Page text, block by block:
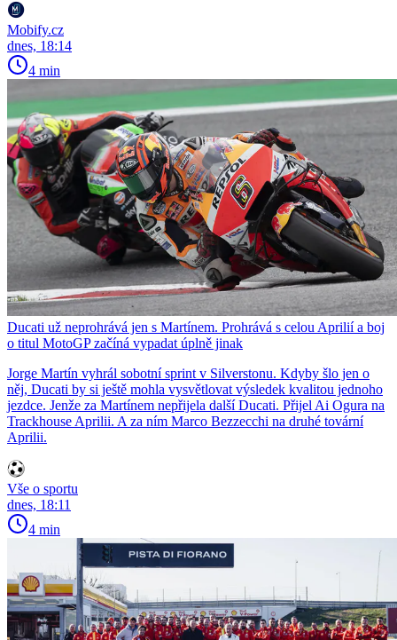
Mobify.cz
dnes, 18:14
4 min
Ducati už neprohrává jen s Martínem. Prohrává s celou Aprilií a boj
o titul MotoGP začíná vypadat úplně jinak
Jorge Martín vyhrál sobotní sprint v Silverstonu. Kdyby šlo jen o
něj, Ducati by si ještě mohla vysvětlovat výsledek kvalitou jednoho
jezdce. Jenže za Martínem nepřijela další Ducati. Přijel Ai Ogura na
Trackhouse Aprilii. A za ním Marco Bezzecchi na druhé tovární
Aprilii.
Vše o sportu
dnes, 18:11
4 min